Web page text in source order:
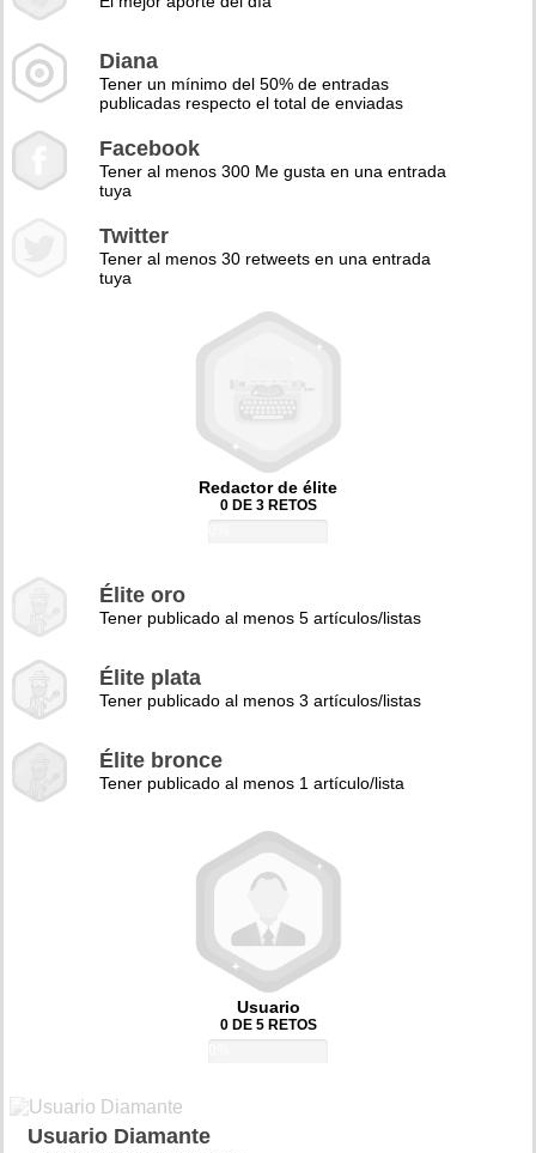
Diana
Tener un mínimo del 50% de entradas
publicadas respecto el total de enviadas
Facebook
Tener al menos 300 Me gusta en una entrada
tuya
Twitter
Tener al menos 30 retweets en una entrada
tuya
Redactor de élite
0 DE 3 RETOS
Élite oro
Tener publicado al menos 5 artículos/listas
Élite plata
Tener publicado al menos 3 artículos/listas
Élite bronce
Tener publicado al menos 1 artículo/lista
Usuario
0 DE 5 RETOS
Usuario Diamante